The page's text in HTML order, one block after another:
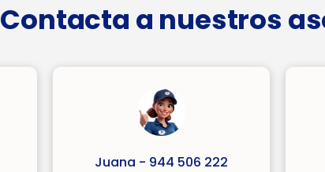
Contacta a nuestros
Juana - 944 506 222